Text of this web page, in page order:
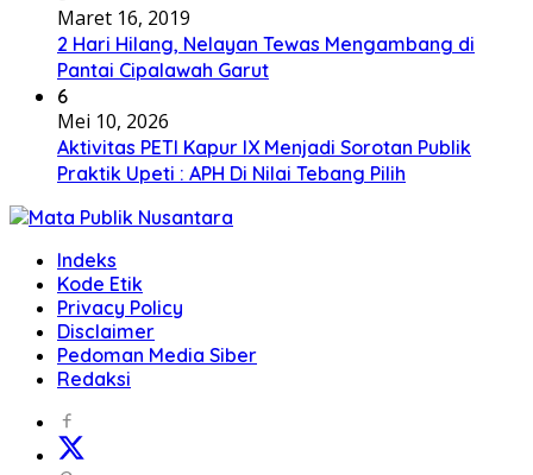
Maret 16, 2019
2 Hari Hilang, Nelayan Tewas Mengambang di
Pantai Cipalawah Garut
6
Mei 10, 2026
Aktivitas PETI Kapur IX Menjadi Sorotan Publik
Praktik Upeti : APH Di Nilai Tebang Pilih
Indeks
Kode Etik
Privacy Policy
Disclaimer
Pedoman Media Siber
Redaksi